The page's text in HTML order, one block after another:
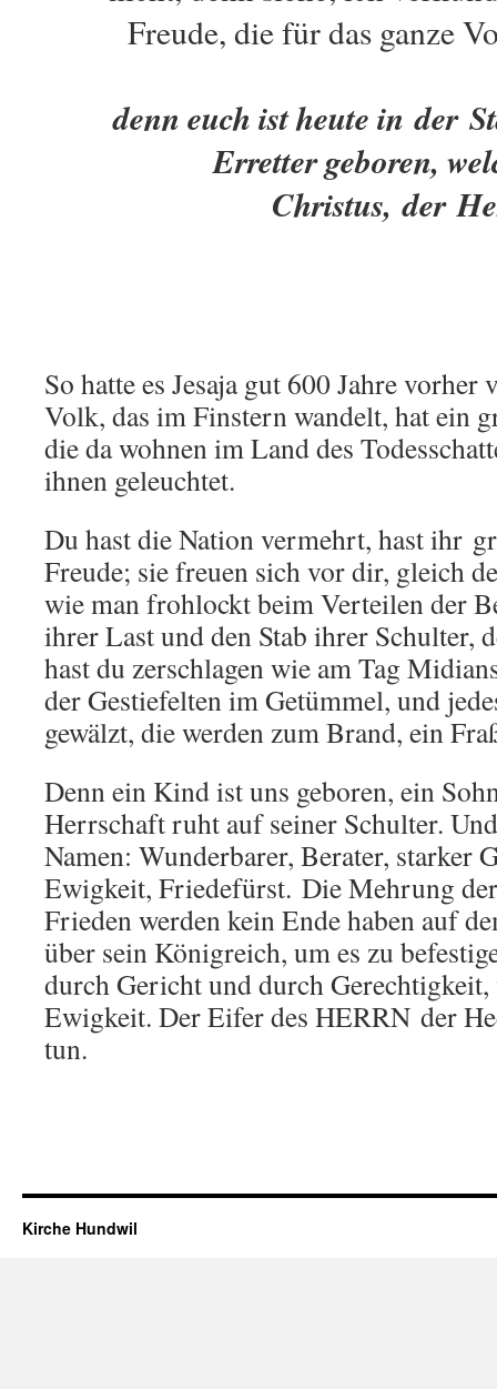
Freude, die für das ganze
denn euch ist heute in der
Erretter geboren,
Christus, der
So hatte es Jesaja gut 600 Jahre vorher
Volk, das im Finstern wandelt, hat ein
die da wohnen im Land des
ihnen geleuchtet.
Du hast die Nation vermehrt, hast ihr
Freude; sie freuen sich vor dir, gleich
wie man frohlockt beim Verteilen der
ihrer Last und den Stab ihrer Schulter,
hast du zerschlagen wie am Tag
der Gestiefelten im Getümmel, und
gewälzt, die werden zum Brand, ein
Denn ein Kind ist uns geboren, ein
Herrschaft ruht auf seiner Schulter.
Namen: Wunderbarer, Berater, starker
Ewigkeit, Friedefürst. Die Mehrung
Frieden werden kein Ende haben auf
über sein Königreich, um es zu
durch Gericht und durch
Ewigkeit. Der Eifer des HERRN der
tun.
Kirche Hundwil